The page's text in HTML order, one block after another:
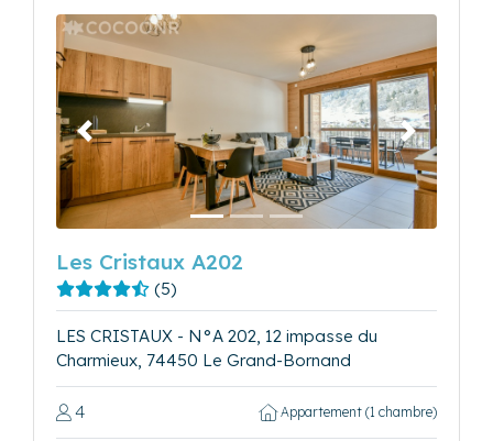
Précédent Suivant
Les Cristaux A202
(5)
LES CRISTAUX - N°A 202, 12 impasse du
Charmieux, 74450 Le Grand-Bornand
4 Appartement (1 chambre)